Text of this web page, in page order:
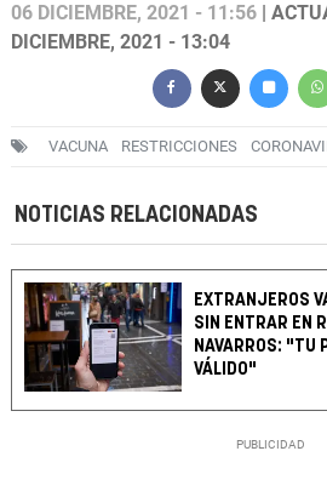
06 DICIEMBRE, 2021 - 11:56 |
DICIEMBRE, 2021 - 13:04
VACUNA RESTRICCIONES
NOTICIAS RELACIONADAS
EXTRANJEROS
SIN ENTRAR EN
NAVARROS: "TU
VÁLIDO"